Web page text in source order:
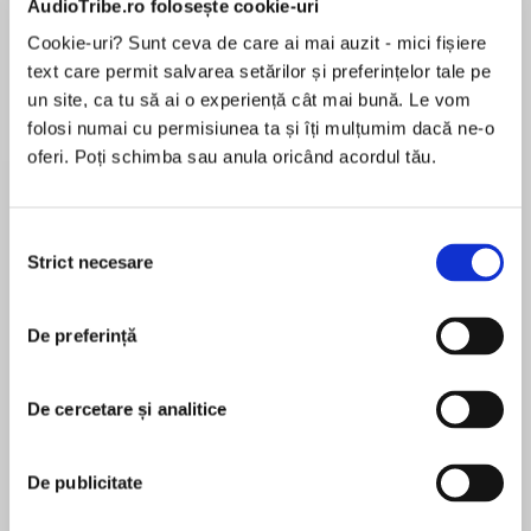
AudioTribe.ro folosește cookie-uri
Cookie-uri? Sunt ceva de care ai mai auzit - mici fișiere
text care permit salvarea setărilor și preferințelor tale pe
un site, ca tu să ai o experiență cât mai bună. Le vom
folosi numai cu permisiunea ta și îți mulțumim dacă ne-o
oferi. Poți schimba sau anula oricând acordul tău.
consimțământului
Strict necesare
De preferință
De cercetare și analitice
De publicitate
Desprecarte
The stunning new summer besteller from Freya
Oliver’s heart belongs to the past.
business, not as somewhere to daydream. But
she's not one to tell herself off: she leaves that
pentru această carte
Freya North is the author of many bestselling